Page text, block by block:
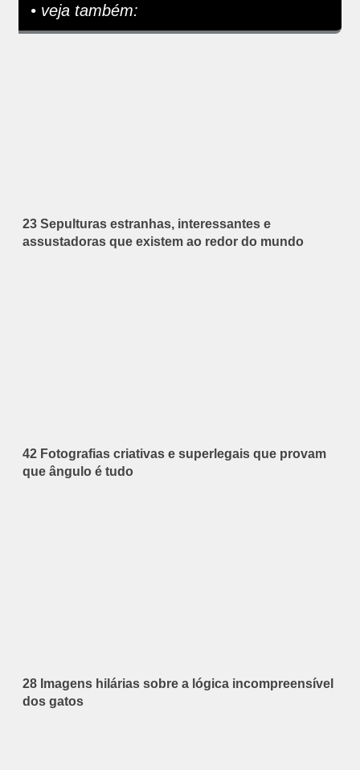
• veja também:
23 Sepulturas estranhas, interessantes e
assustadoras que existem ao redor do mundo
42 Fotografias criativas e superlegais que provam
que ângulo é tudo
28 Imagens hilárias sobre a lógica incompreensível
dos gatos